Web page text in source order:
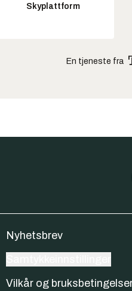
Skyplattform
En tjeneste fra
Nyhetsbrev
Vilkår og